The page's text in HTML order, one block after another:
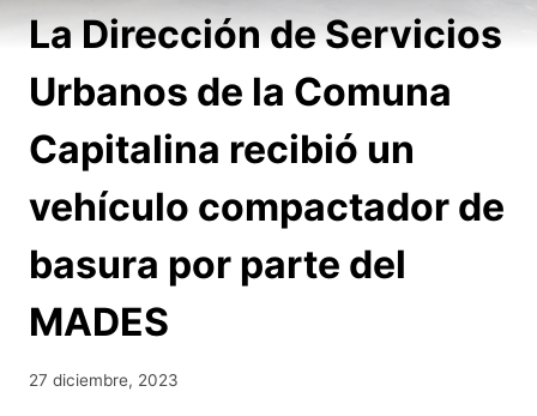
La Dirección de Servicios
Urbanos de la Comuna
Capitalina recibió un
vehículo compactador de
basura por parte del
MADES
27 diciembre, 2023